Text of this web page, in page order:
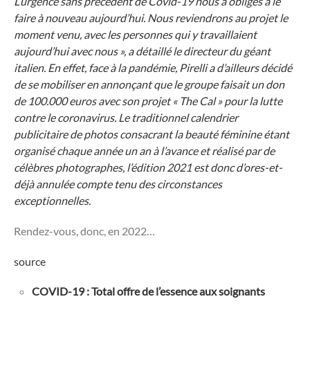
faire à nouveau aujourd’hui. Nous reviendrons au projet le
moment venu, avec les personnes qui y travaillaient
aujourd’hui avec nous », a détaillé le directeur du géant
italien. En effet, face à la pandémie, Pirelli a d’ailleurs décidé
de se mobiliser en annonçant que le groupe faisait un don
de 100.000 euros avec son projet « The Cal » pour la lutte
contre le coronavirus. Le traditionnel calendrier
publicitaire de photos consacrant la beauté féminine étant
organisé chaque année un an à l’avance et réalisé par de
célèbres photographes, l’édition 2021 est donc d’ores-et-
déjà annulée compte tenu des circonstances
exceptionnelles.
Rendez-vous, donc, en 2022…
source
COVID-19 : Total offre de l’essence aux soignants